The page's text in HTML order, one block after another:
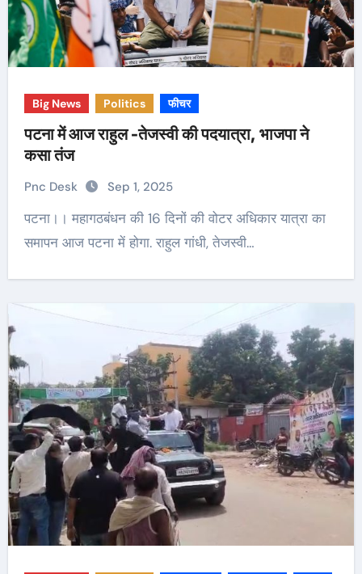
Big News Politics फीचर
पटना में आज राहुल -तेजस्वी की पदयात्रा, भाजपा ने
कसा तंज
Pnc Desk Sep 1, 2025
पटना।। महागठबंधन की 16 दिनों की वोटर अधिकार यात्रा का
समापन आज पटना में होगा. राहुल गांधी, तेजस्वी…